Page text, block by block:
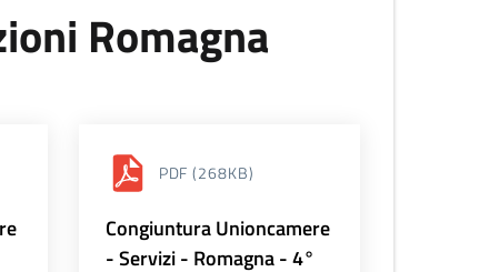
Romagna
PDF (268KB)
Congiuntura Unioncamere
- Servizi - Romagna - 4°